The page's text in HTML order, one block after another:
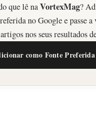
que lê naVortexMag?
no Google e passe a
nos seus resultados
como Fonte